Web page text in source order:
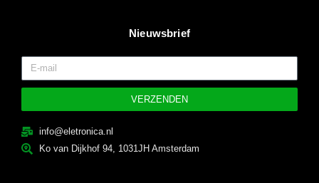
Nieuwsbrief
VERZENDEN
info@eletronica.nl
Ko van Dijkhof 94, 1031JH Amsterdam